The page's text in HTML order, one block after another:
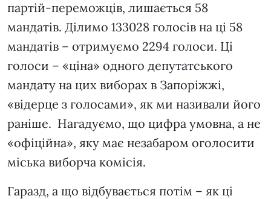
партій-переможців, лишається 58
мандатів. Ділимо 133028 голосів на ці 58
мандатів – отримуємо 2294 голоси. Ці
голоси – «ціна» одного депутатського
мандату на цих виборах в Запоріжжі,
«відерце з голосами», як ми називали його
раніше. Нагадуємо, що цифра умовна, а не
«офіційна», яку має незабаром оголосити
міська виборча комісія.
Гаразд, а що відбувається потім – як ці